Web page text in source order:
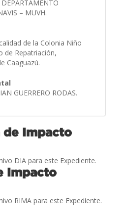
– MUVH.
de la Colonia Niño
de Repatriación,
Caaguazú.
GUERRERO RODAS.
de Impacto
DIA para este Expediente.
Impacto
RIMA para este Expediente.